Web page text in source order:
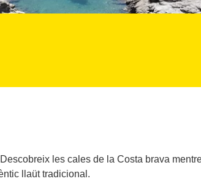
les cales de la Costa brava
llaüt tradicional.